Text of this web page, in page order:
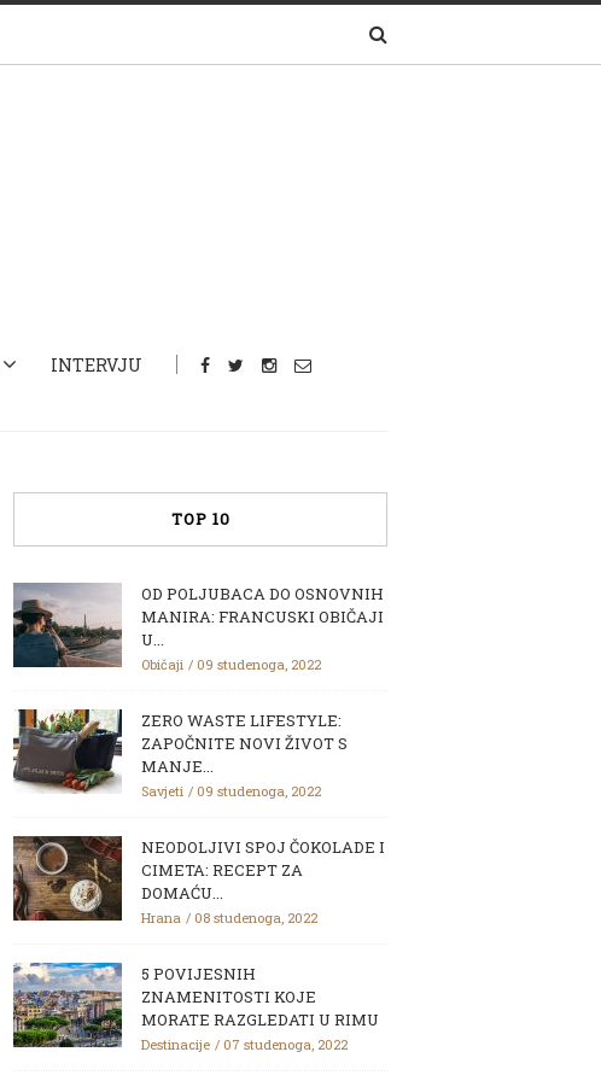
INTERVJU
TOP 10
OD POLJUBACA DO OSNOVNIH
MANIRA: FRANCUSKI OBIČAJI
U...
Običaji 09 studenoga, 2022
ZERO WASTE LIFESTYLE:
ZAPOČNITE NOVI ŽIVOT S
MANJE...
Savjeti 09 studenoga, 2022
NEODOLJIVI SPOJ ČOKOLADE I
CIMETA: RECEPT ZA
DOMAĆU...
Hrana 08 studenoga, 2022
5 POVIJESNIH
ZNAMENITOSTI KOJE
MORATE RAZGLEDATI U RIMU
Destinacije 07 studenoga, 2022